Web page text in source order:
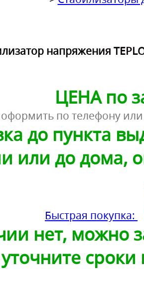
напряжения
ЦЕНА по
по телефону
до пункта
или до дома,
Быстрая покупка:
нет, можно
уточните сроки